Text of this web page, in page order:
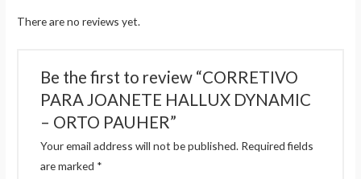
There are no reviews yet.
Be the first to review “CORRETIVO
PARA JOANETE HALLUX DYNAMIC
– ORTO PAUHER”
Your email address will not be published. Required fields
are marked *